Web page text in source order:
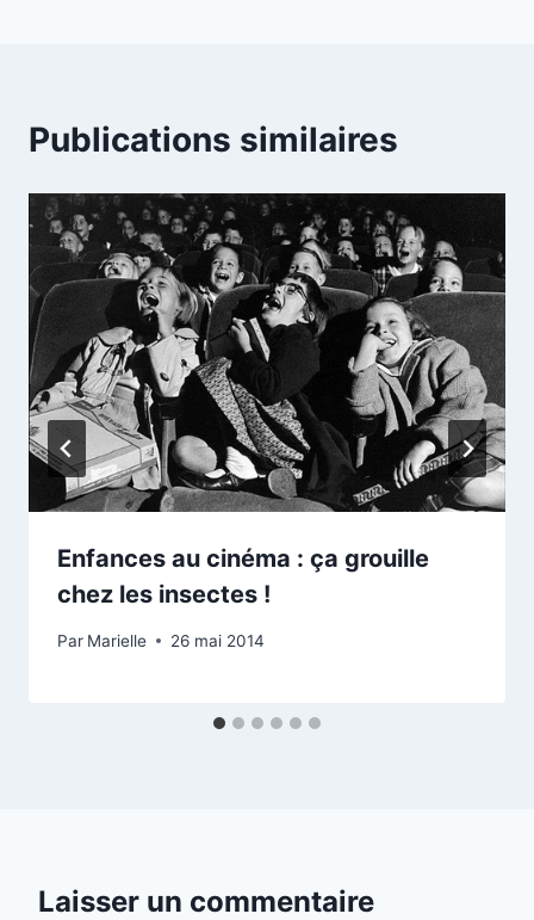
Publications similaires
Enfances au cinéma : ça grouille
chez les insectes !
Par Marielle 26 mai 2014
Laisser un commentaire